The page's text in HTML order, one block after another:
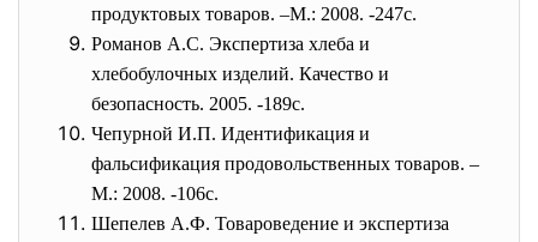
продуктовых товаров. –М.: 2008. -247с.
Романов А.С. Экспертиза хлеба и
хлебобулочных изделий. Качество и
безопасность. 2005. -189с.
Чепурной И.П. Идентификация и
фальсификация продовольственных товаров. –
М.: 2008. -106с.
Шепелев А.Ф. Товароведение и экспертиза